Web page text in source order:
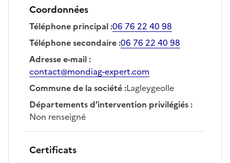
Coordonnées
Téléphone principal:06 76 22 40 98
Téléphone secondaire:06 76 22 40 98
Adresse e-mail:
contact@mondiag-expert.com
Commune de la société:Lagleygeolle
Départements d’intervention privilégiés:
Non renseigné
Certificats